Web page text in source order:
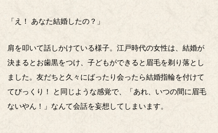
「え！ あなた結婚したの？」
肩を叩いて話しかけている様子。江戸時代の女性は、結婚が
決まるとお歯黒をつけ、子どもができると眉毛を剃り落とし
ました。友だちと久々にばったり会ったら結婚指輪を付けて
てびっくり！ と同じような感覚で、「あれ、いつの間に眉毛
ないやん！」なんて会話を妄想してしまいます。